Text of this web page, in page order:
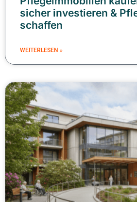
sicher investieren &
schaffen
WEITERLESEN »